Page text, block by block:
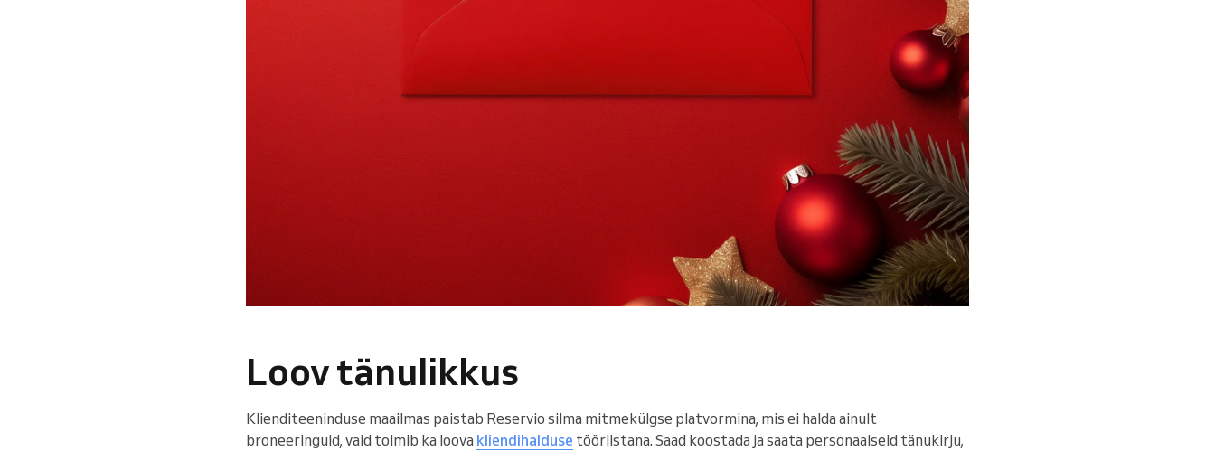
Loov tänulikkus
Klienditeeninduse maailmas paistab Reservio silma mitmekülgse platvormina, mis ei halda ainult
broneeringuid, vaid toimib ka loova kliendihalduse tööriistana. Saad koostada ja saata personaalseid tänukirju,